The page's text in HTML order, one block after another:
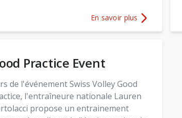
Plus d'informations sur
En savoir plus
Practice Event
de l'événement Swiss Volley Good
l'entraîneure nationale Lauren
propose un entrainement